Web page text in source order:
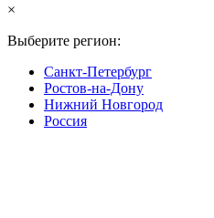
×
Выберите регион:
Санкт-Петербург
Ростов-на-Дону
Нижний Новгород
Россия